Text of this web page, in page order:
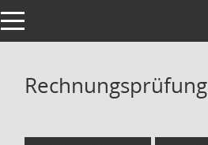
Toggle navigation